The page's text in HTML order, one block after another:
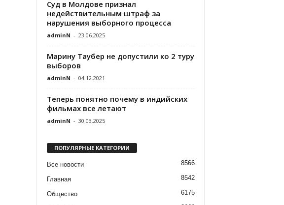
Суд в Молдове признал
недействительным штраф за
нарушения выборного процесса
adminN - 23.06.2025
Марину Таубер не допустили ко 2 туру
выборов
adminN - 04.12.2021
Теперь понятно почему в индийских
фильмах все летают
adminN - 30.03.2025
ПОПУЛЯРНЫЕ КАТЕГОРИИ
Все новости 8566
Главная 8542
Общество 6175